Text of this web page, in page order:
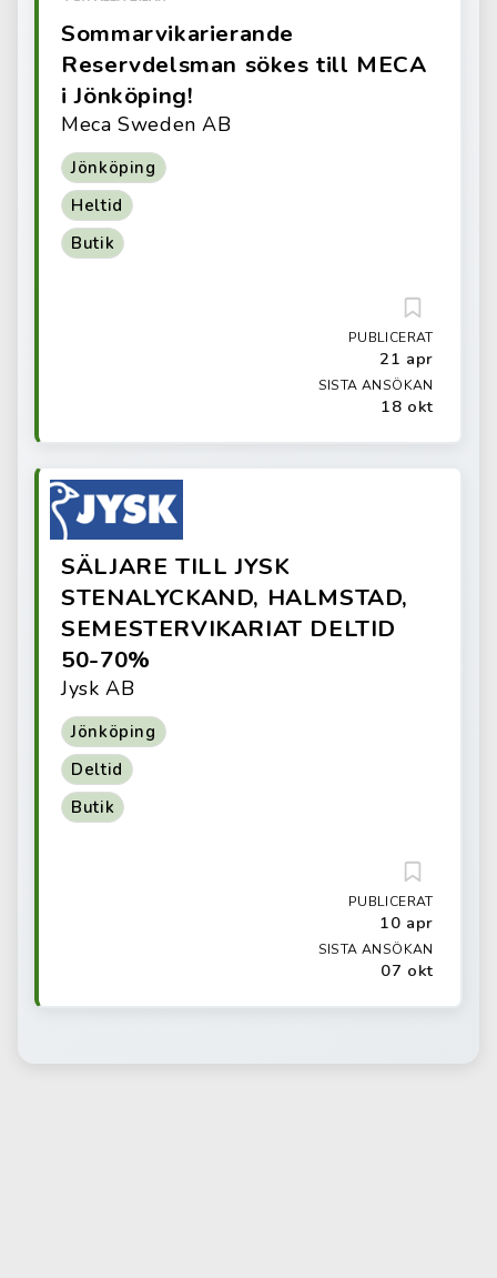
Sommarvikarierande
Reservdelsman sökes till MECA
i Jönköping!
Meca Sweden AB
Jönköping
Heltid
Butik
PUBLICERAT
21 apr
SISTA ANSÖKAN
18 okt
SÄLJARE TILL JYSK
STENALYCKAND, HALMSTAD,
SEMESTERVIKARIAT DELTID
50-70%
Jysk AB
Jönköping
Deltid
Butik
PUBLICERAT
10 apr
SISTA ANSÖKAN
07 okt